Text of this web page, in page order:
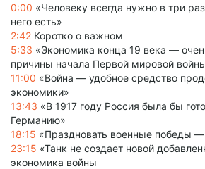
0:00 «Человеку всегда нужно в три
него есть»
2:42 Коротко о важном
5:33 «Экономика конца 19 века —
причины начала Первой мировой
11:00 «Война — удобное средство
экономики»
13:43 «В 1917 году Россия была бы
Германию»
18:15 «Праздновать военные победы
23:15 «Танк не создает новой
экономика войны